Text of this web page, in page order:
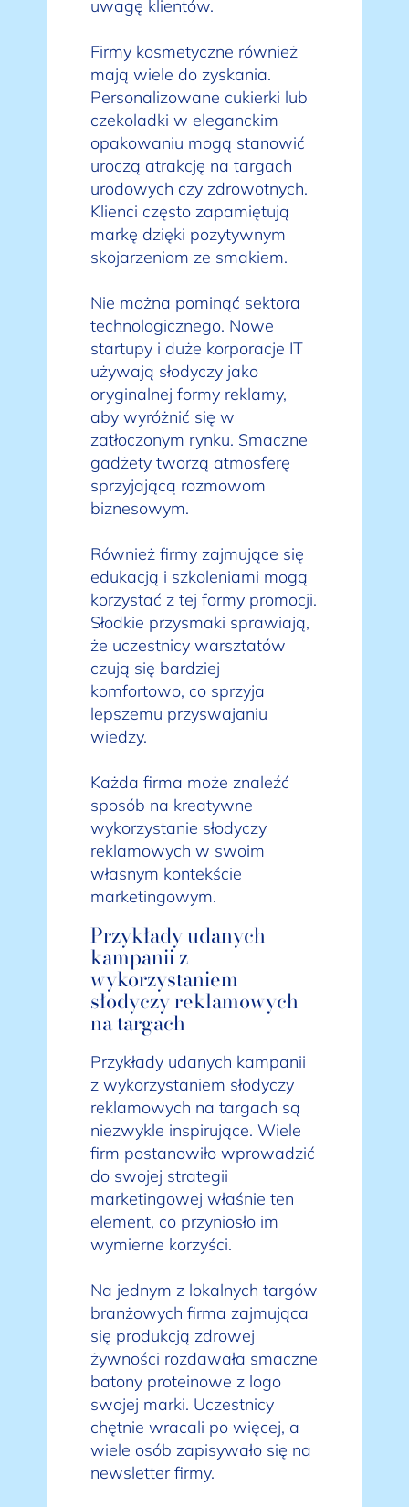
uwagę klientów.
Firmy kosmetyczne również
mają wiele do zyskania.
Personalizowane cukierki lub
czekoladki w eleganckim
opakowaniu mogą stanowić
uroczą atrakcję na targach
urodowych czy zdrowotnych.
Klienci często zapamiętują
markę dzięki pozytywnym
skojarzeniom ze smakiem.
Nie można pominąć sektora
technologicznego. Nowe
startupy i duże korporacje IT
używają słodyczy jako
oryginalnej formy reklamy,
aby wyróżnić się w
zatłoczonym rynku. Smaczne
gadżety tworzą atmosferę
sprzyjającą rozmowom
biznesowym.
Również firmy zajmujące się
edukacją i szkoleniami mogą
korzystać z tej formy promocji.
Słodkie przysmaki sprawiają,
że uczestnicy warsztatów
czują się bardziej
komfortowo, co sprzyja
lepszemu przyswajaniu
wiedzy.
Każda firma może znaleźć
sposób na kreatywne
wykorzystanie słodyczy
reklamowych w swoim
własnym kontekście
marketingowym.
Przykłady udanych
kampanii z
wykorzystaniem
słodyczy reklamowych
na targach
Przykłady udanych kampanii
z wykorzystaniem słodyczy
reklamowych na targach są
niezwykle inspirujące. Wiele
firm postanowiło wprowadzić
do swojej strategii
marketingowej właśnie ten
element, co przyniosło im
wymierne korzyści.
Na jednym z lokalnych targów
branżowych firma zajmująca
się produkcją zdrowej
żywności rozdawała smaczne
batony proteinowe z logo
swojej marki. Uczestnicy
chętnie wracali po więcej, a
wiele osób zapisywało się na
newsletter firmy.